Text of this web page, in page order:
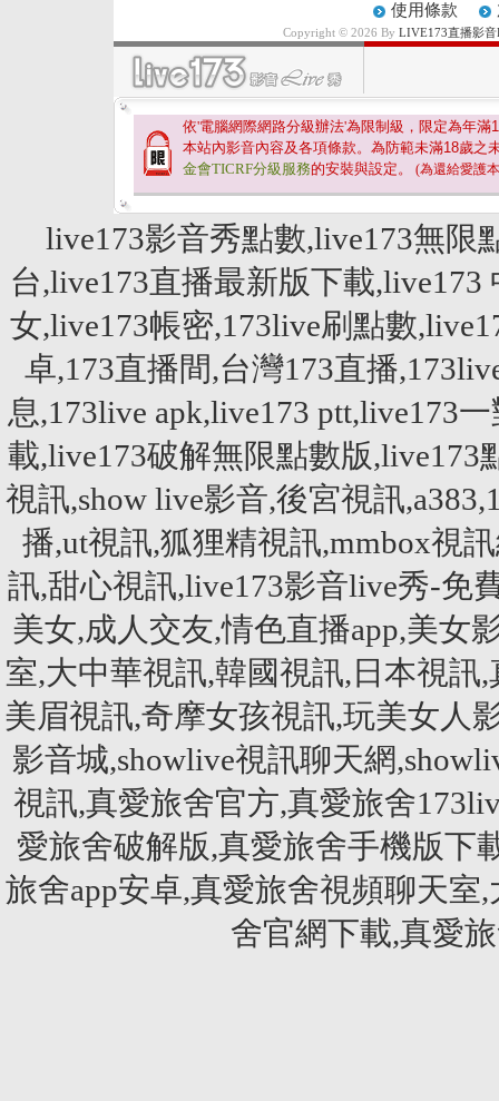
使用條款
Copyright © 2026 By LIVE173直播影
依'電腦網際網路分級辦法'為限制級，限定為年滿
本站內影音內容及各項條款。為防範未滿18歲之
金會TICRF分級服務的安裝與設定。 (為還給愛護
live173影音秀點數,live173無限
台,live173直播最新版下載,live173
女,live173帳密,173live刷點數
卓,173直播間,台灣173直播
息,173live apk,live173 ptt,live173
載,live173破解無限點數版
視訊,show live影音,後宮視訊
播,ut視訊,狐狸精視訊,mmbox視
訊,甜心視訊,live173影音live秀-免
美女,成人交友,情色直播app,美女
室,大中華視訊,韓國視訊,日本視
美眉視訊,奇摩女孩視訊,玩美女人
影音城,showlive視訊聊天網
視訊,真愛旅舍官方,真愛旅舍
愛旅舍破解版,真愛旅舍手機版下
旅舍app安卓,真愛旅舍視頻聊天
舍官網下載,真愛